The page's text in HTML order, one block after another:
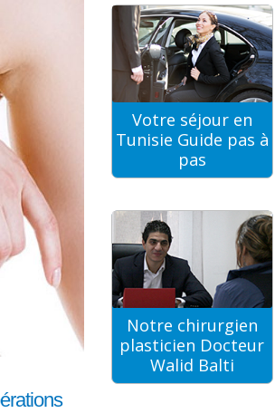
Votre séjour en
Tunisie Guide pas à
pas
Notre chirurgien
plasticien Docteur
Walid Balti